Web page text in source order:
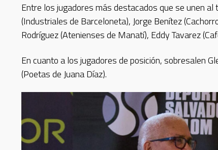
Entre los jugadores más destacados que se unen
(Industriales de Barceloneta), Jorge Benítez
Rodríguez (Atenienses de Manatí), Eddy Tavarez
En cuanto a los jugadores de posición, sobresalen
(Poetas de Juana Díaz).